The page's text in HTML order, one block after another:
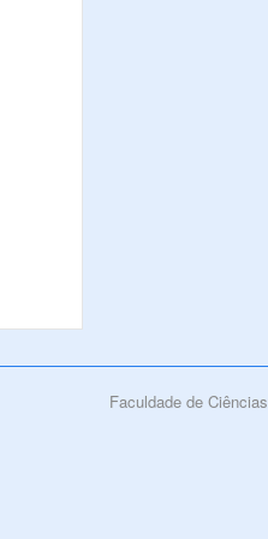
Faculdade de Ciências